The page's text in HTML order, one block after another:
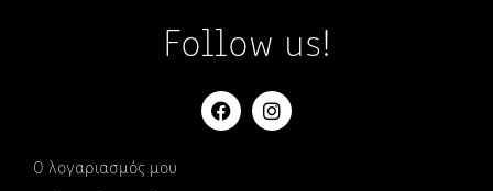
Follow us!
Ο λογαριασμός μου